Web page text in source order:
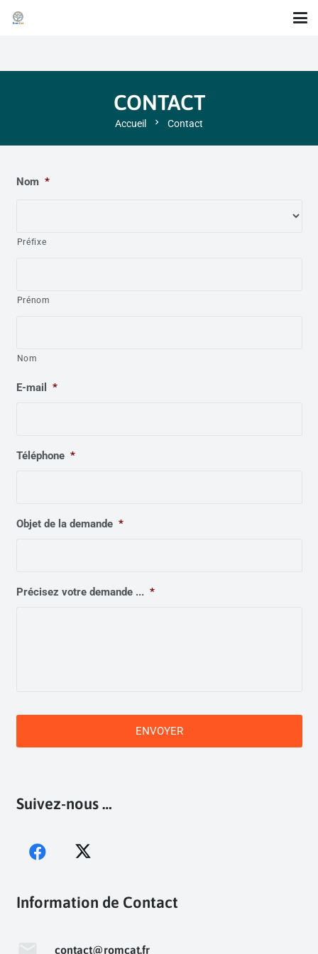
CONTACT
Accueil chevron_right Contact
Nom *
Préfixe
Prénom
Nom
E-mail *
Téléphone *
Objet de la demande *
Précisez votre demande ... *
Suivez-nous …
Information de Contact
contact@romcat.fr